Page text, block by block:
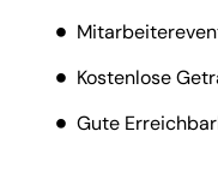
Kostenlose
Gute